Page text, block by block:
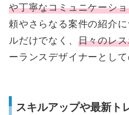
や丁寧なコミュニケーシ
頼やさらなる案件の紹介
ルだけでなく、 日々のレ
ーランスデザイナーとし
スキルアップや最新ト